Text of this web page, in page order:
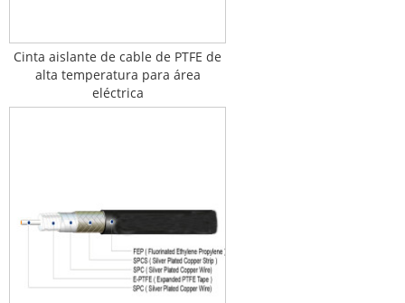
Cinta aislante de cable de PTFE de
alta temperatura para área
eléctrica